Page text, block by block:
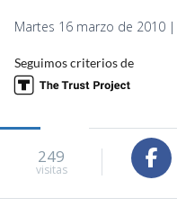
Martes 16 marzo de 2010
Seguimos criterios de
249
visitas